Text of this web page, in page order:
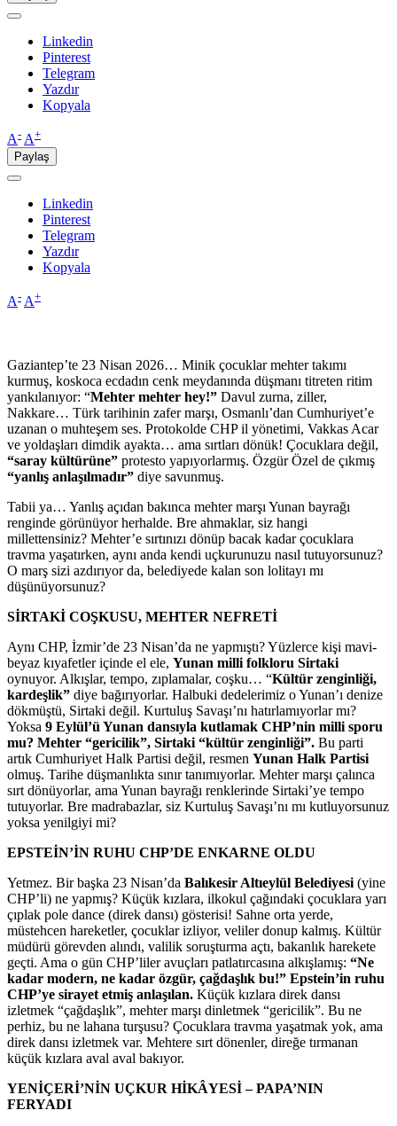
Linkedin
Pinterest
Telegram
Yazdır
Kopyala
A- A+
Paylaş
Linkedin
Pinterest
Telegram
Yazdır
Kopyala
A- A+
Gaziantep’te 23 Nisan 2026… Minik çocuklar mehter takımı
kurmuş, koskoca ecdadın cenk meydanında düşmanı titreten ritim
yankılanıyor: “Mehter mehter hey!” Davul zurna, ziller,
Nakkare… Türk tarihinin zafer marşı, Osmanlı’dan Cumhuriyet’e
uzanan o muhteşem ses. Protokolde CHP il yönetimi, Vakkas Acar
ve yoldaşları dimdik ayakta… ama sırtları dönük! Çocuklara değil,
“saray kültürüne” protesto yapıyorlarmış. Özgür Özel de çıkmış
“yanlış anlaşılmadır” diye savunmuş.
Tabii ya… Yanlış açıdan bakınca mehter marşı Yunan bayrağı
renginde görünüyor herhalde. Bre ahmaklar, siz hangi
millettensiniz? Mehter’e sırtınızı dönüp bacak kadar çocuklara
travma yaşatırken, aynı anda kendi uçkurunuzu nasıl tutuyorsunuz?
O marş sizi azdırıyor da, belediyede kalan son lolitayı mı
düşünüyorsunuz?
SİRTAKİ COŞKUSU, MEHTER NEFRETİ
Aynı CHP, İzmir’de 23 Nisan’da ne yapmıştı? Yüzlerce kişi mavi-
beyaz kıyafetler içinde el ele, Yunan milli folkloru Sirtaki
oynuyor. Alkışlar, tempo, zıplamalar, coşku… “Kültür zenginliği,
kardeşlik” diye bağırıyorlar. Halbuki dedelerimiz o Yunan’ı denize
dökmüştü, Sirtaki değil. Kurtuluş Savaşı’nı hatırlamıyorlar mı?
Yoksa 9 Eylül’ü Yunan dansıyla kutlamak CHP’nin milli sporu
mu? Mehter “gericilik”, Sirtaki “kültür zenginliği”. Bu parti
artık Cumhuriyet Halk Partisi değil, resmen Yunan Halk Partisi
olmuş. Tarihe düşmanlıkta sınır tanımıyorlar. Mehter marşı çalınca
sırt dönüyorlar, ama Yunan bayrağı renklerinde Sirtaki’ye tempo
tutuyorlar. Bre madrabazlar, siz Kurtuluş Savaşı’nı mı kutluyorsunuz
yoksa yenilgiyi mi?
EPSTEİN’İN RUHU CHP’DE ENKARNE OLDU
Yetmez. Bir başka 23 Nisan’da Balıkesir Altıeylül Belediyesi (yine
CHP’li) ne yapmış? Küçük kızlara, ilkokul çağındaki çocuklara yarı
çıplak pole dance (direk dansı) gösterisi! Sahne orta yerde,
müstehcen hareketler, çocuklar izliyor, veliler donup kalmış. Kültür
müdürü görevden alındı, valilik soruşturma açtı, bakanlık harekete
geçti. Ama o gün CHP’liler avuçları patlatırcasına alkışlamış: “Ne
kadar modern, ne kadar özgür, çağdaşlık bu!” Epstein’in ruhu
CHP’ye sirayet etmiş anlaşılan. Küçük kızlara direk dansı
izletmek “çağdaşlık”, mehter marşı dinletmek “gericilik”. Bu ne
perhiz, bu ne lahana turşusu? Çocuklara travma yaşatmak yok, ama
direk dansı izletmek var. Mehtere sırt dönenler, direğe tırmanan
küçük kızlara aval aval bakıyor.
YENİÇERİ’NİN UÇKUR HİKÂYESİ – PAPA’NIN
FERYADI